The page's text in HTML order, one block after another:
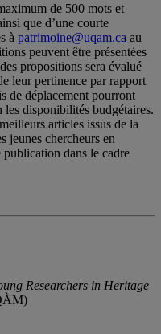
de 500 mots et
que d’une courte
à patrimoine@uqam.ca au
peuvent être présentées
propositions sera évalué
leur pertinence par rapport
de déplacement pourront
les disponibilités budgétaires.
articles issus de la
jeunes chercheurs en
dans le cadre
Researchers in Heritage